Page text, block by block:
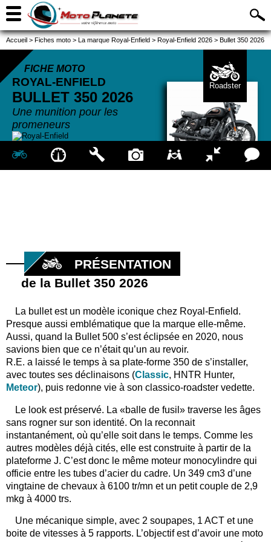
Accueil > Fiches moto > La marque Royal-Enfield > Royal-Enfield 2026 > Bullet 350 2026
FICHE MOTO
ROYAL-ENFIELD
BULLET 350 2026
Une munition pour les
promeneurs
Roadster
PRÉSENTATION
de la Bullet 350 2026
La bullet est un modèle iconique chez Royal-Enfield.
Presque aussi emblématique que la marque elle-même.
Aussi, quand la Bullet 500 s’est éclipsée en 2020, nous
savions bien que ce n’était qu’un au revoir.
R.E. a laissé le temps à sa plate-forme 350 de s’installer,
avec toutes ses déclinaisons (Classic, HNTR Hunter,
Meteor), puis redonne vie à son classico-roadster vedette.
Le look est préservé. La «balle de fusil» traverse les âges
sans rogner sur son identité. On la reconnait
instantanément, où qu’elle soit dans le temps. Comme les
autres modèles déjà cités, elle est construite à partir de la
plateforme J. C’est donc le même moteur monocylindre qui
officie entre les tubes d’acier du cadre. Un 349 cm3 d’une
vingtaine de chevaux à 6100 tr/mn et un petit couple de 2,9
mkg à 4000 trs.
Une mécanique simple, avec 2 soupapes, 1 ACT et une
boite de vitesses à 5 rapports. L’objectif est d’avoir une moto